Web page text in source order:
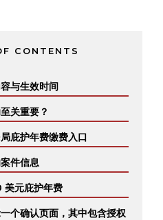
CONTENTS
与生效时间
关重要？
庇护年费缴费入口
件信息
美元庇护年费
个确认页面，其中包含授权